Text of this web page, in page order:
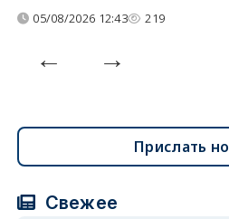
05/08/2026 12:43 219
Прислать
Свежее